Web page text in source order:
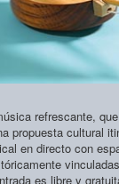
refrescante, que
propuesta cultural
en directo con
es libre y